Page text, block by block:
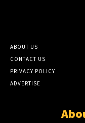
ABOUT US
CONTACT US
PRIVACY POLICY
ADVERTISE